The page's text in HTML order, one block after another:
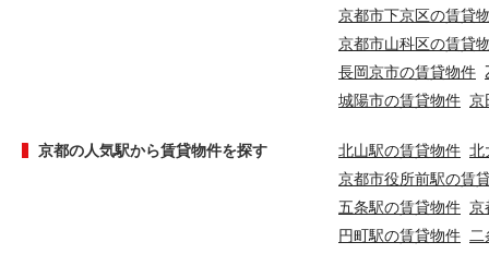
京都市下京区の賃貸
京都市山科区の賃貸
長岡京市の賃貸物件
城陽市の賃貸物件 京
京都の人気駅から賃貸物件を探す 北山駅の賃貸物件 北
京都市役所前駅の賃
五条駅の賃貸物件 京
円町駅の賃貸物件